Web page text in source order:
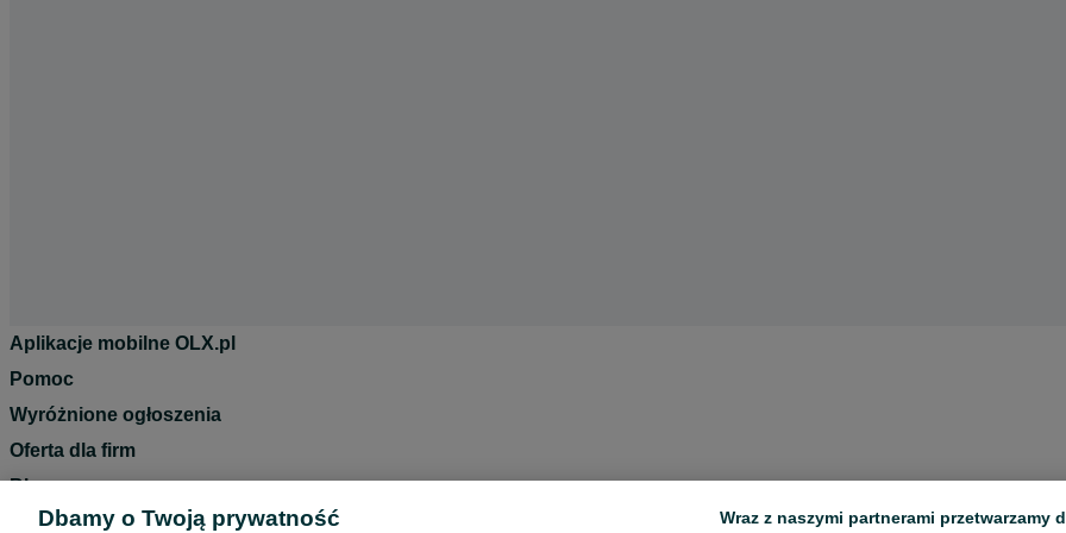
Aplikacje mobilne OLX.pl
Pomoc
Wyróżnione ogłoszenia
Oferta dla firm
Blog
Regulamin
Dbamy o Twoją prywatność Wraz z naszymi partnerami przetwarzamy